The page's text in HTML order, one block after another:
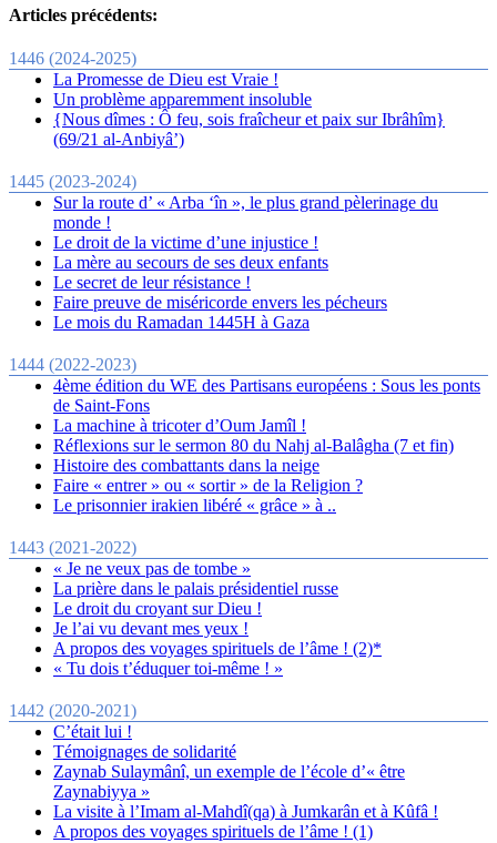
Articles précédents:
1446 (2024-2025)
La Promesse de Dieu est Vraie !
Un problème apparemment insoluble
{Nous dîmes : Ô feu, sois fraîcheur et paix sur Ibrâhîm}
(69/21 al-Anbiyâ’)
1445 (2023-2024)
Sur la route d’ « Arba ‘în », le plus grand pèlerinage du
monde !
Le droit de la victime d’une injustice !
La mère au secours de ses deux enfants
Le secret de leur résistance !
Faire preuve de miséricorde envers les pécheurs
Le mois du Ramadan 1445H à Gaza
1444 (2022-2023)
4ème édition du WE des Partisans européens : Sous les ponts
de Saint-Fons
La machine à tricoter d’Oum Jamîl !
Réflexions sur le sermon 80 du Nahj al-Balâgha (7 et fin)
Histoire des combattants dans la neige
Faire « entrer » ou « sortir » de la Religion ?
Le prisonnier irakien libéré « grâce » à ..
1443 (2021-2022)
« Je ne veux pas de tombe »
La prière dans le palais présidentiel russe
Le droit du croyant sur Dieu !
Je l’ai vu devant mes yeux !
A propos des voyages spirituels de l’âme ! (2)*
« Tu dois t’éduquer toi-même ! »
1442 (2020-2021)
C’était lui !
Témoignages de solidarité
Zaynab Sulaymânî, un exemple de l’école d’« être
Zaynabiyya »
La visite à l’Imam al-Mahdî(qa) à Jumkarân et à Kûfâ !
A propos des voyages spirituels de l’âme ! (1)